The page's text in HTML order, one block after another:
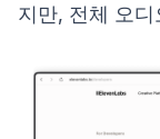
지만, 전체 오